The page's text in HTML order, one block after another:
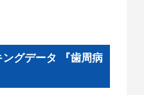
グデータ 『歯周病